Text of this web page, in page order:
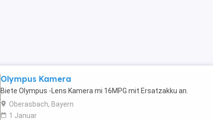
Olympus Kamera
Biete Olympus -Lens Kamera mi 16MPG mit Ersatzakku an.
Oberasbach, Bayern
1 Januar